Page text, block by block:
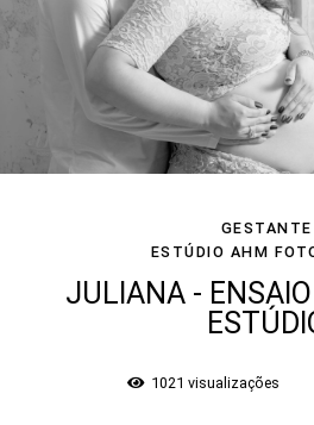
GESTANTE
ESTÚDIO AHM
JULIANA -
1021 visualizações